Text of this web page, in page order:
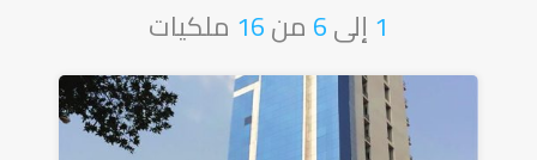
1إلى6من16 ملكيات